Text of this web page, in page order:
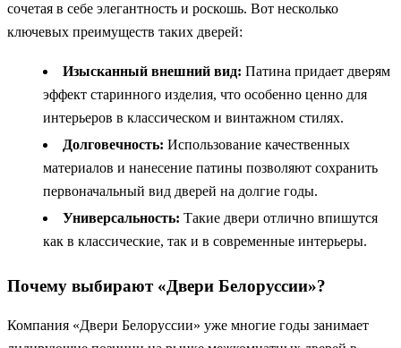
сочетая в себе элегантность и роскошь. Вот несколько
ключевых преимуществ таких дверей:
Изысканный внешний вид: Патина придает дверям
эффект старинного изделия, что особенно ценно для
интерьеров в классическом и винтажном стилях.
Долговечность: Использование качественных
материалов и нанесение патины позволяют сохранить
первоначальный вид дверей на долгие годы.
Универсальность: Такие двери отлично впишутся
как в классические, так и в современные интерьеры.
Почему выбирают «Двери Белоруссии»?
Компания «Двери Белоруссии» уже многие годы занимает